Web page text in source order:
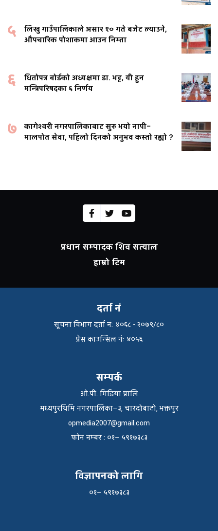
५
लिखु गाउँपालिकाले असार १० गते बजेट ल्याउने,
औपचारिक पोशाकमा आउन निम्ता
६
धितोपत्र बोर्डको अध्यक्षमा डा. भट्ट, यी हुन
मन्त्रिपरिषदका ६ निर्णय
७
कागेश्वरी नगरपालिकाबाट सुरु भयो नापी–
मालपोत सेवा, पहिलो दिनको अनुभव कस्तो रह्यो ?
प्रधान सम्पादक शिव सत्याल
हाम्रो टिम
दर्ता नं
सूचना विभाग दर्ता नंः ४०६८ - २०७९/८०
प्रेस काउन्सिल नंः ४०५६
सम्पर्क
ओ.पी. मिडिया प्रालि
मध्यपुरथिमि नगरपालिका–३, चारदोबाटो, भक्तपुर
opmedia2007@gmail.com
फाेन नम्बर : ०१– ५९१७३८३
विज्ञापनको लागि
०१– ५९१७३८३